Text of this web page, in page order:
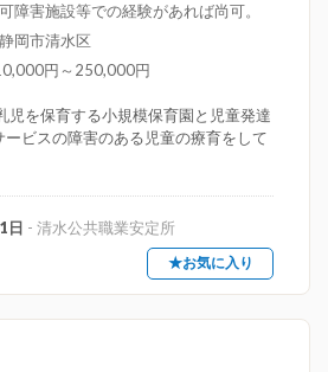
障害施設等での経験があれば尚可。
岡市清水区
円～250,000円
児を保育する小規模保育園と児童発達
ビスの障害のある児童の療育をして
日 - 清水公共職業安定所
★お気に入り